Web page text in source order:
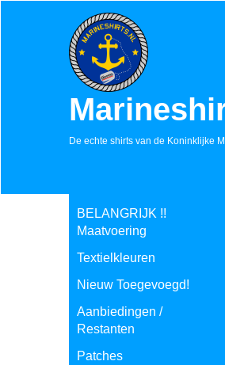
De echte shirts van de Koninklijke
BELANGRIJK !!
Maatvoering
Textielkleuren
Nieuw Toegevoegd!
Aanbiedingen /
Restanten
Patches